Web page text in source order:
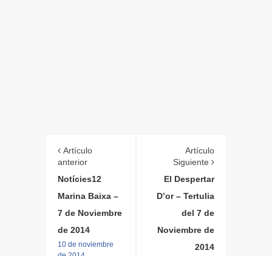
Artículo
anterior
Notícies12
Marina Baixa –
7 de Noviembre
de 2014
10 de noviembre
Artículo
Siguiente
El Despertar
D’or – Tertulia
del 7 de
Noviembre de
2014